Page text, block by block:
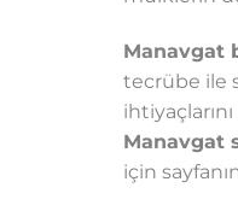
Manavgat
tecrübe ile
Manavgat
için